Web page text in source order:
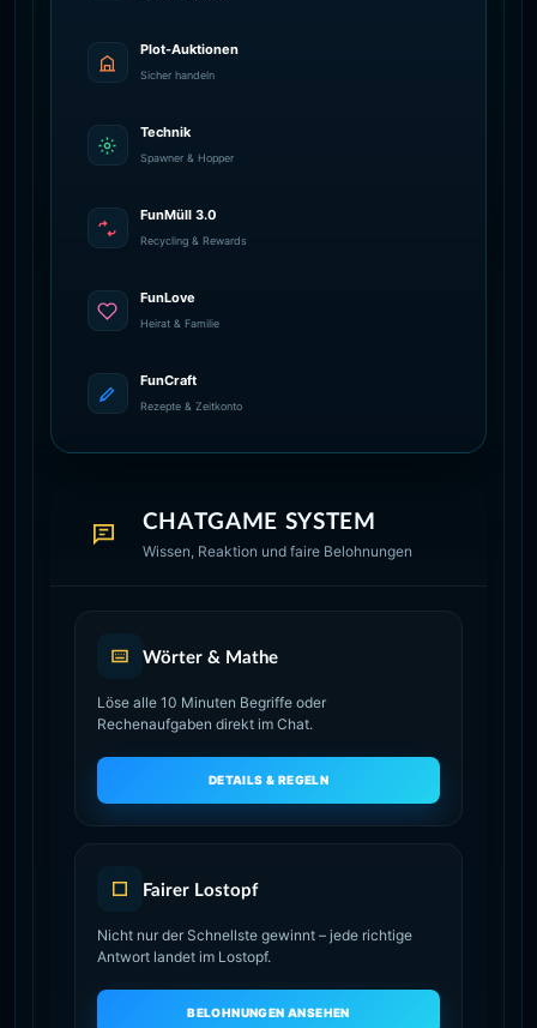
Plot-Auktionen
Sicher handeln
Technik
Spawner & Hopper
FunMüll 3.0
Recycling & Rewards
FunLove
Heirat & Familie
FunCraft
Rezepte & Zeitkonto
CHATGAME SYSTEM
Wissen, Reaktion und faire Belohnungen
Wörter & Mathe
Löse alle 10 Minuten Begriffe oder
Rechenaufgaben direkt im Chat.
DETAILS & REGELN
Fairer Lostopf
Nicht nur der Schnellste gewinnt – jede richtige
Antwort landet im Lostopf.
BELOHNUNGEN ANSEHEN